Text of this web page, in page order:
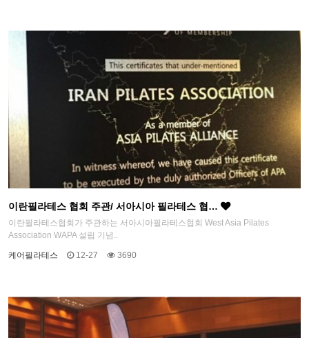
이란필라테스 협회 주관/ 서아시아 필라테스 협…
이란필라테스협회가 주관하는 서아시아필라테스협회 West Asia Pilates
Association WAPA 설립 기념..
케어필라테스 12-27 3690